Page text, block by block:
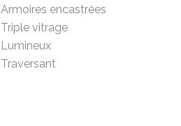
Armoires encastrées
Triple vitrage
Lumineux
Traversant